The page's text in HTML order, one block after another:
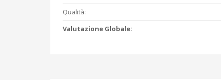
Qualità:
Valutazione Globale: